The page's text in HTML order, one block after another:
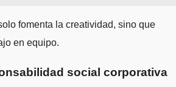
fomenta la creatividad, sino que
en equipo.
social corporativa